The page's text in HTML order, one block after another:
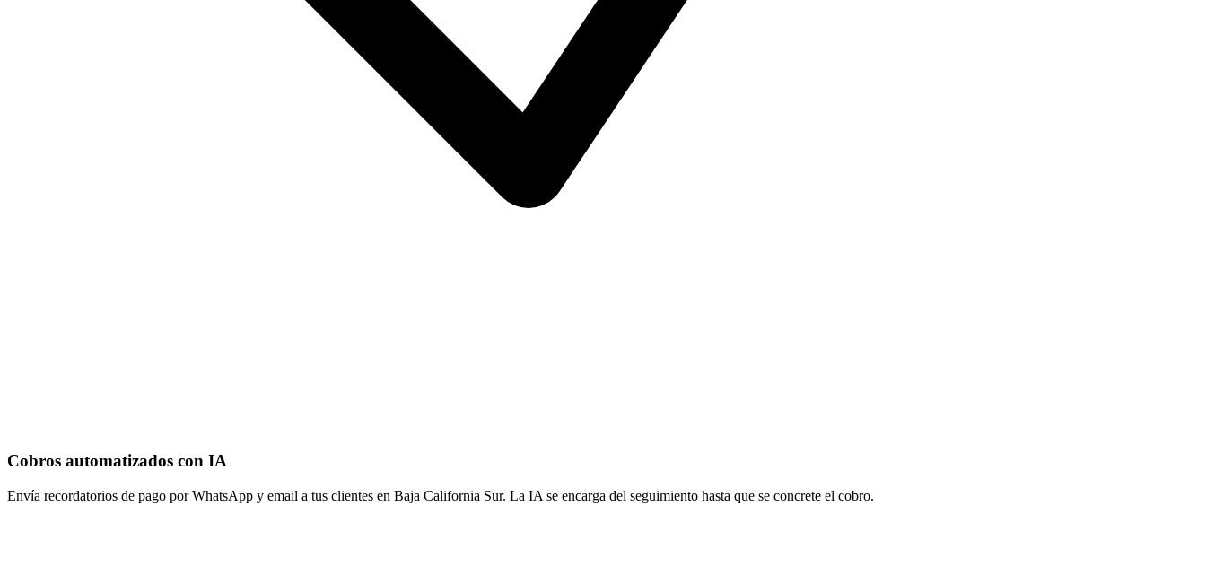
Cobros automatizados con IA
Envía recordatorios de pago por WhatsApp y email a tus clientes en Baja California Sur. La IA se encarga del seguimiento hasta que se concrete el cobro.